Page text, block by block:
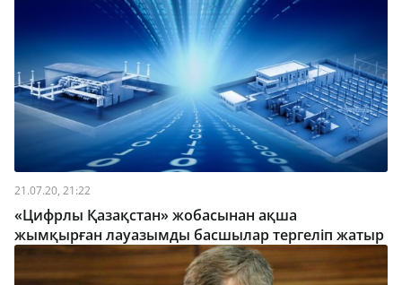
21.07.20, 21:22
«Цифрлы Қазақстан» жобасынан ақша
жымқырған лауазымды басшылар тергеліп жатыр